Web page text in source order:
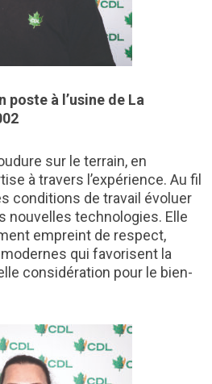
poste à l’usine de La
sur le terrain, en
à travers l’expérience. Au fil
conditions de travail évoluer
nouvelles technologies. Elle
empreint de respect,
qui favorisent la
considération pour le bien-